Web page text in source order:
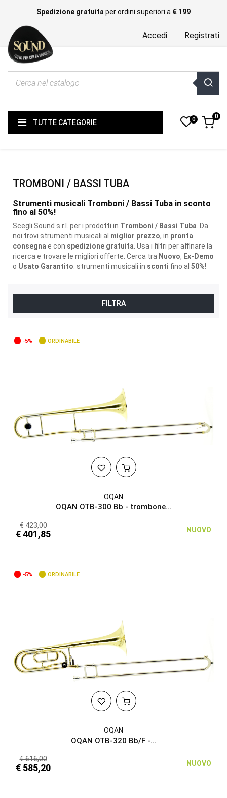
Spedizione gratuita per ordini superiori a € 199
Accedi Registrati
TUTTE CATEGORIE 0 0
TROMBONI / BASSI TUBA
Strumenti musicali Tromboni / Bassi Tuba in sconto
fino al 50%!
Scegli Sound s.r.l. per i prodotti in Tromboni / Bassi Tuba . Da
noi trovi strumenti musicali al miglior prezzo, in pronta
consegna e con spedizione gratuita . Usa i filtri per affinare la
ricerca e trovare le migliori offerte. Cerca tra Nuovo, Ex-Demo
o Usato Garantito: strumenti musicali in sconti fino al 50%!
FILTRA
-5% ORDINABILE
OQAN
OQAN OTB-300 Bb - trombone...
€ 423,00
€ 401,85 NUOVO
-5% ORDINABILE
OQAN
OQAN OTB-320 Bb/F -...
€ 616,00
€ 585,20 NUOVO